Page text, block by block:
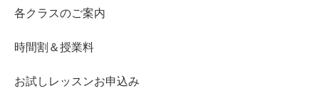
各クラスのご案内
時間割＆授業料
お試しレッスンお申込み